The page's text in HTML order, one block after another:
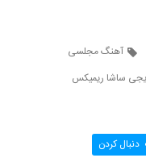
آهنگ مجلسی
ساشا ریمیکس
دنبال کردن